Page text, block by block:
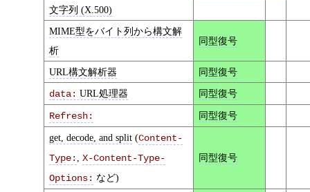
文字列 (X.500)
MIME型をバイト列から構文解
析
同型復号
URL構文解析器
同型復号
data: URL処理器 同型復号
Refresh:
同型復号
get, decode, and split (Content-
Type:
,X-Content-Type-
Options: など)
同型復号